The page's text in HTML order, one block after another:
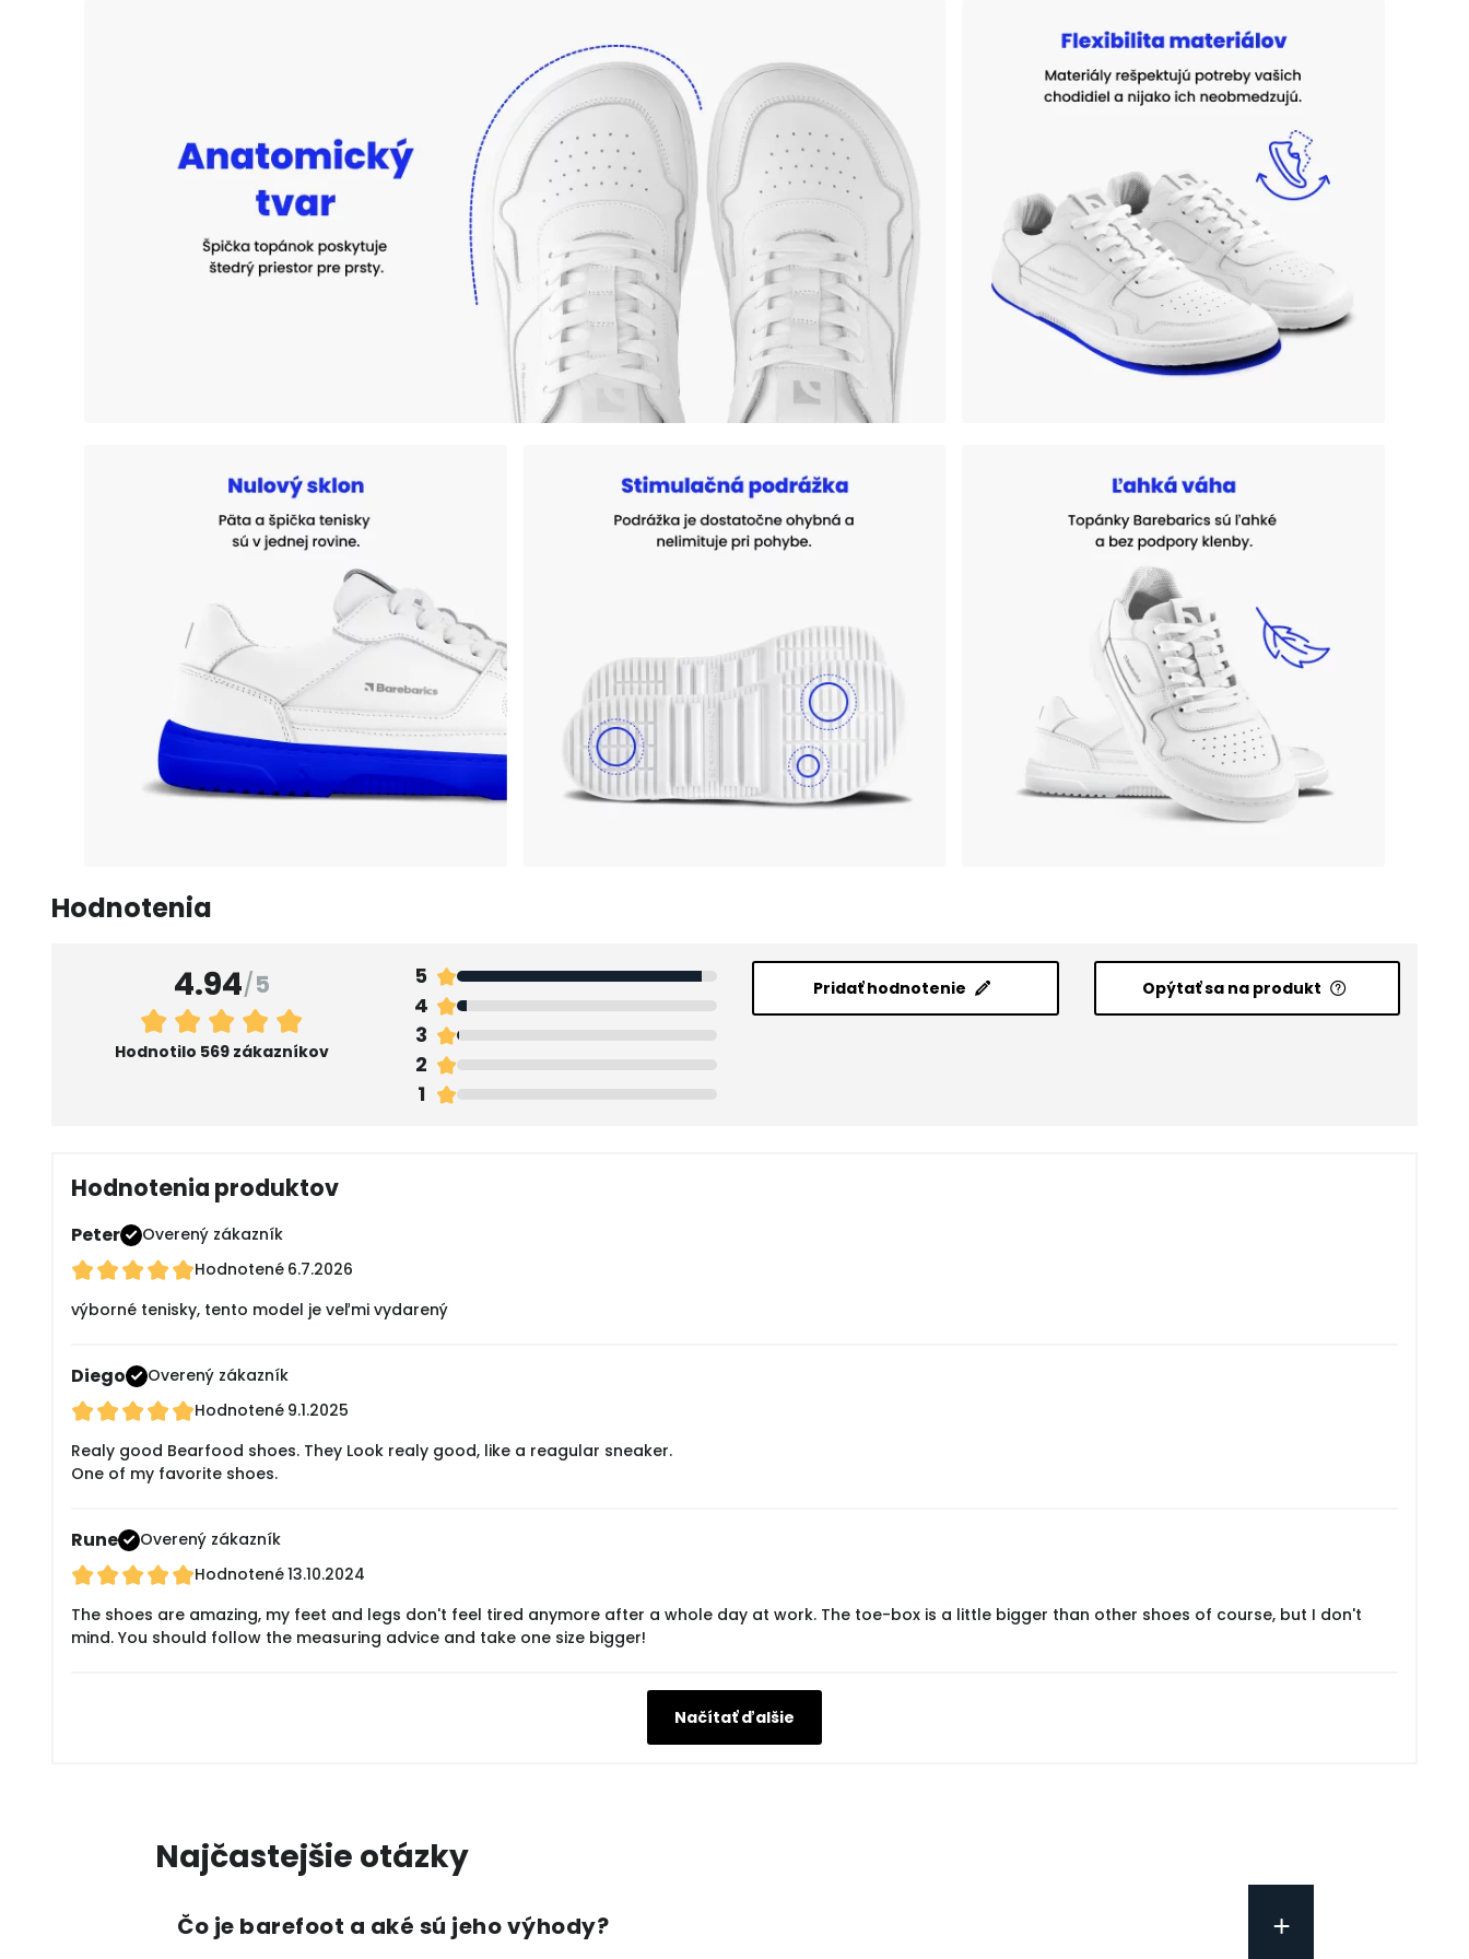
Hodnotenia
4.94/5
Hodnotilo 569 zákazníkov
5
4
3
2
1
Pridať hodnotenie Opýtať sa na produkt
Hodnotenia produktov
Peter
Overený zákazník
Hodnotené 6.7.2026
výborné tenisky, tento model je veľmi vydarený
Diego
Overený zákazník
Hodnotené 9.1.2025
Realy good Bearfood shoes. They Look realy good, like a reagular sneaker.
One of my favorite shoes.
Rune
Overený zákazník
Hodnotené13.10.2024
The shoes are amazing, my feet and legs don't feel tired anymore after a whole day at work. The toe-box is a little bigger than other shoes of course, but I don't
mind. You should follow the measuring advice and take one size bigger!
Načítať ďalšie
Najčastejšie otázky
Čo je barefoot a aké sú jeho výhody? +